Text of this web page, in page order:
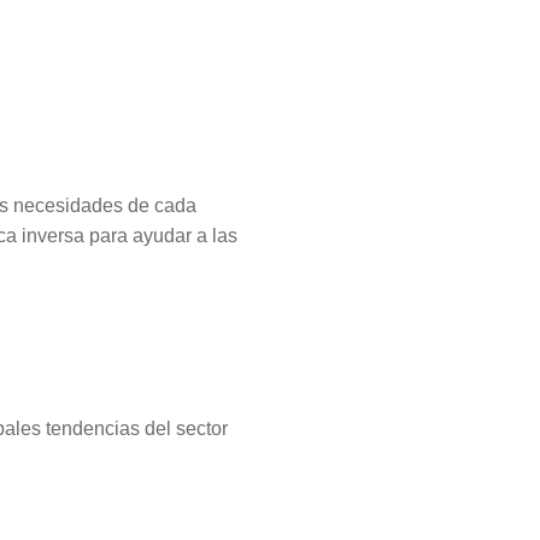
necesidades de cada
inversa para ayudar a las
tendencias del sector